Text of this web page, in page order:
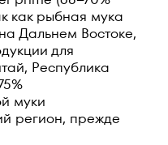
как рыбная мука
Дальнем Востоке,
для
Республика
муки
регион, прежде